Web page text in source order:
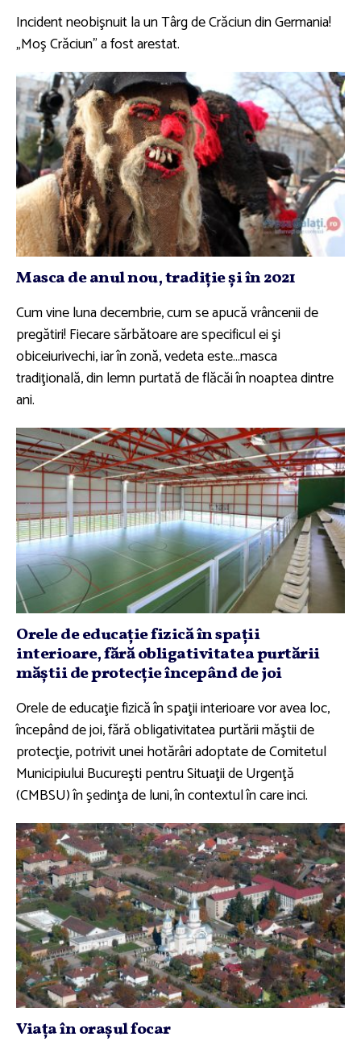
Incident neobişnuit la un Târg de Crăciun din Germania!
„Moş Crăciun" a fost arestat.
Masca de anul nou, tradiţie şi în 2021
Cum vine luna decembrie, cum se apucă vrâncenii de
pregătiri! Fiecare sărbătoare are specificul ei şi
obiceiurivechi, iar în zonă, vedeta este…masca
tradiţională, din lemn purtată de flăcăi în noaptea dintre
ani.
Orele de educaţie fizică în spaţii
interioare, fără obligativitatea purtării
măştii de protecţie începând de joi
Orele de educaţie fizică în spaţii interioare vor avea loc,
începând de joi, fără obligativitatea purtării măştii de
protecţie, potrivit unei hotărâri adoptate de Comitetul
Municipiului Bucureşti pentru Situaţii de Urgenţă
(CMBSU) în şedinţa de luni, în contextul în care inci.
Viaţa în oraşul focar